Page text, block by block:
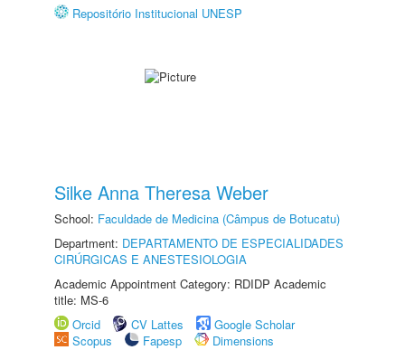
Repositório Institucional UNESP
Silke Anna Theresa Weber
School: Faculdade de Medicina (Câmpus de Botucatu)
Department: DEPARTAMENTO DE ESPECIALIDADES
CIRÚRGICAS E ANESTESIOLOGIA
Academic Appointment Category: RDIDP Academic
title: MS-6
Orcid
CV Lattes
Google Scholar
Scopus
Fapesp Dimensions